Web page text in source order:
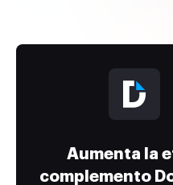
Aumenta la
complemento